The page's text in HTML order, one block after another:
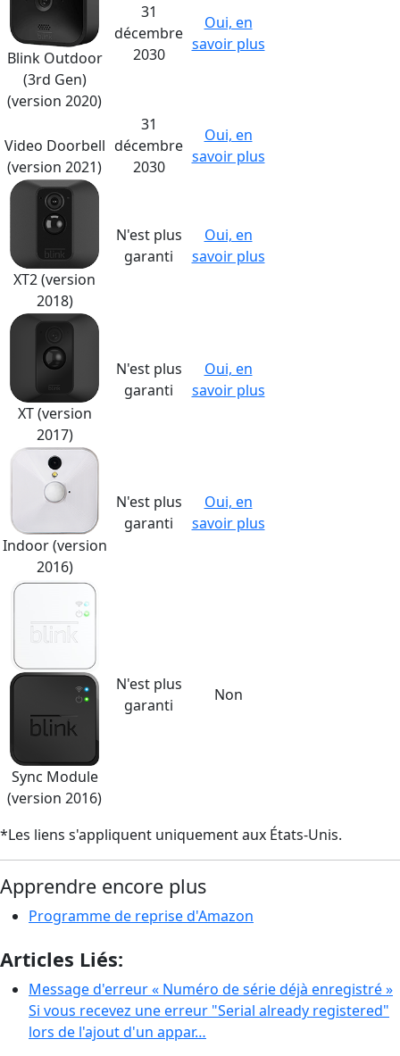
Blink Outdoor
(3rd Gen)
(version 2020)
31
décembre
2030
Oui, en
savoir plus
Video Doorbell
(version 2021)
31
décembre
2030
Oui, en
savoir plus
XT2 (version
2018)
N'est plus
garanti
Oui, en
savoir plus
XT (version
2017)
N'est plus
garanti
Oui, en
savoir plus
Indoor (version
2016)
N'est plus
garanti
Oui, en
savoir plus
Sync Module
(version 2016)
N'est plus
garanti
Non
*Les liens s'appliquent uniquement aux États-Unis.
Apprendre encore plus
Programme de reprise d'Amazon
Articles Liés:
Message d'erreur « Numéro de série déjà enregistré »
Si vous recevez une erreur "Serial already registered"
lors de l'ajout d'un appar…